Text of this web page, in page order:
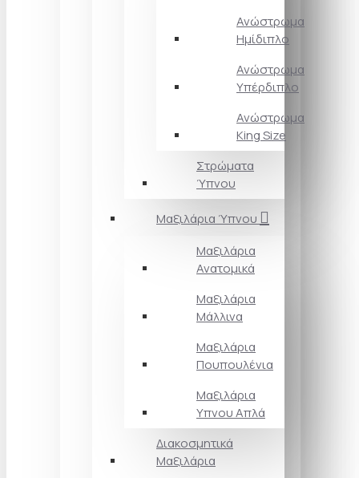
Ανώστρωμα
Ημίδιπλο
Ανώστρωμα
Υπέρδιπλο
Ανώστρωμα
King Size
Στρώματα
Ύπνου
Μαξιλάρια Ύπνου
Μαξιλάρια
Ανατομικά
Μαξιλάρια
Μάλλινα
Μαξιλάρια
Πουπουλένια
Μαξιλάρια
Υπνου Απλά
Διακοσμητικά
Μαξιλάρια